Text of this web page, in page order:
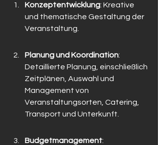
Konzeptentwicklung: Kreative
und thematische Gestaltung der
Veranstaltung.
Planung und Koordination:
Detaillierte Planung, einschließlich
Zeitplänen, Auswahl und
Management von
Veranstaltungsorten, Catering,
Transport und Unterkunft.
Budgetmanagement: